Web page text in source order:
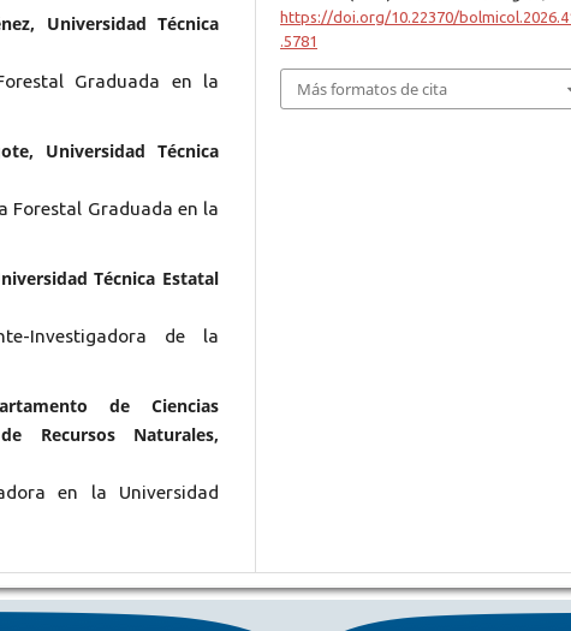
Universidad Técnica
Graduada en la
Universidad Técnica
Forestal Graduada en la
Técnica Estatal
Investigadora de la
de Ciencias
Recursos Naturales,
en la Universidad
https://doi.org/10.22370/
.5781
Más formatos de cita